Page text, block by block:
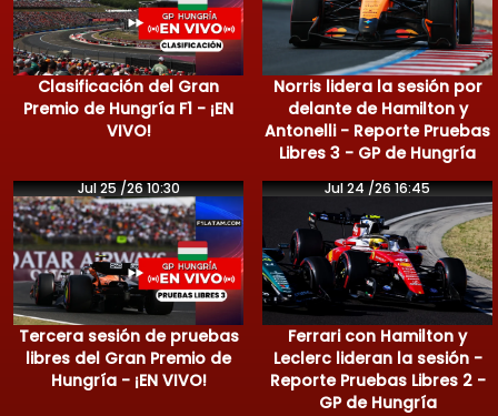
Clasificación del Gran
Premio de Hungría F1 - ¡EN
VIVO!
Norris lidera la sesión por
delante de Hamilton y
Antonelli - Reporte Pruebas
Libres 3 - GP de Hungría
Jul 25 /26 10:30
Tercera sesión de pruebas
libres del Gran Premio de
Hungría - ¡EN VIVO!
Jul 24 /26 16:45
Ferrari con Hamilton y
Leclerc lideran la sesión -
Reporte Pruebas Libres 2 -
GP de Hungría